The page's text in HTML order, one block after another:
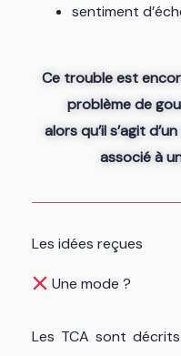
sentiment
Ce trouble est
problème de
alors qu’il s’agit
associé à
Les idées reçues
Une mode ?
Les TCA sont